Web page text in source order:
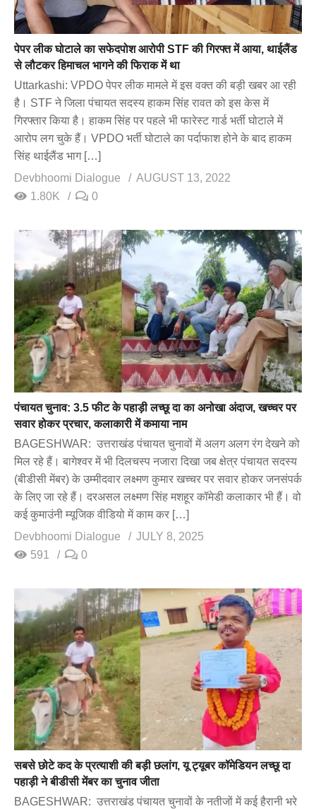
पेपर लीक घोटाले का सफेदपोश आरोपी STF की गिरफ्त में आया, थाईलैंड
से लौटकर हिमाचल भागने की फिराक में था
Uttarkashi: VPDO पेपर लीक मामले में इस वक्त की बड़ी खबर आ रही
है। STF ने जिला पंचायत सदस्य हाकम सिंह रावत को इस केस में
गिरफ्तार किया है। हाकम सिंह पर पहले भी फारेस्ट गार्ड भर्ती घोटाले में
आरोप लग चुके हैं। VPDO भर्ती घोटाले का पर्दाफाश होने के बाद हाकम
सिंह थाईलैंड भाग […]
Devbhoomi Dialogue
AUGUST 13, 2022
1.80K
0
पंचायत चुनाव: 3.5 फीट के पहाड़ी लच्छू दा का अनोखा अंदाज, खच्चर पर
सवार होकर प्रचार, कलाकारी में कमाया नाम
BAGESHWAR: उत्तराखंड पंचायत चुनावों में अलग अलग रंग देखने को
मिल रहे हैं। बागेश्वर में भी दिलचस्प नजारा दिखा जब क्षेत्र पंचायत सदस्य
(बीडीसी मेंबर) के उम्मीदवार लक्ष्मण कुमार खच्चर पर सवार होकर जनसंपर्क
के लिए जा रहे हैं। दरअसल लक्ष्मण सिंह मशहूर कॉमेडी कलाकार भी हैं। वो
कई कुमाउंनी म्यूजिक वीडियो में काम कर […]
Devbhoomi Dialogue
JULY 8, 2025
591
0
सबसे छोटे कद के प्रत्याशी की बड़ी छलांग, यू ट्यूबर कॉमेडियन लच्छू दा
पहाड़ी ने बीडीसी मेंबर का चुनाव जीता
BAGESHWAR: उत्तराखंड पंचायत चुनावों के नतीजों में कई हैरानी भरे